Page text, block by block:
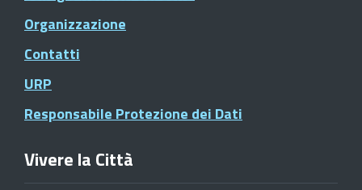
Organizzazione
Contatti
URP
Responsabile Protezione dei Dati
Vivere la Città